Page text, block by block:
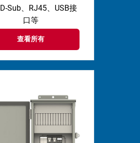
Sub、RJ45、USB接
口等
查看所有